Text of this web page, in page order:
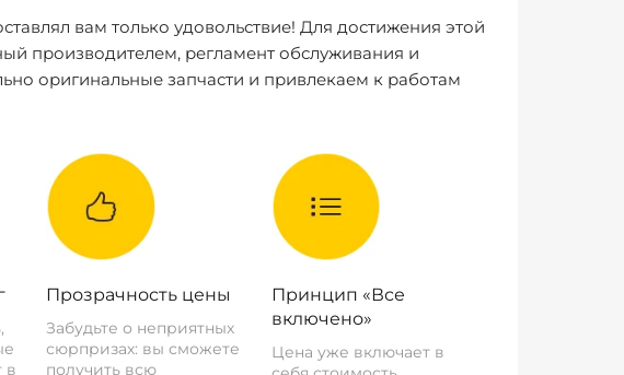
вам только удовольствие! Для достижения этой
производителем, регламент обслуживания и
оригинальные запчасти и привлекаем к работам
в
Прозрачность цены
Забудьте о неприятных
сюрпризах: вы сможете
получить всю
Принцип «Все
включено»
Цена уже включает в